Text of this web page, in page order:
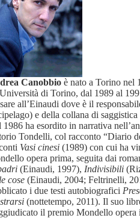
Canobbio è nato a Torino nel
di Torino, dal 1989 al
all’Einaudi dove è il
e della collana di
1986 ha esordito in narrativa
Tondelli, col racconto “Diario
Vasi cinesi (1989) con cui ha
opera prima, seguita dai
(Einaudi, 1997), Indivisibili
cose (Einaudi, 2004; Feltrinelli,
i due testi autobiografici
(nottetempo, 2011). Il suo
il premio Mondello opera